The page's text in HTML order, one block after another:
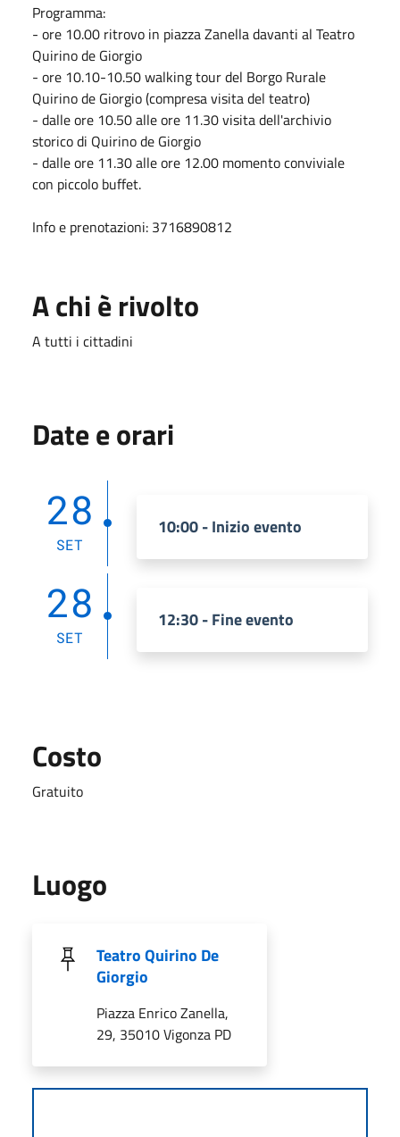
Programma:
- ore 10.00 ritrovo in piazza Zanella davanti al Teatro
Quirino de Giorgio
- ore 10.10-10.50 walking tour del Borgo Rurale
Quirino de Giorgio (compresa visita del teatro)
- dalle ore 10.50 alle ore 11.30 visita dell'archivio
storico di Quirino de Giorgio
- dalle ore 11.30 alle ore 12.00 momento conviviale
con piccolo buffet.
Info e prenotazioni: 3716890812
A chi è rivolto
A tutti i cittadini
Date e orari
28
SET
10:00 - Inizio evento
28
SET
12:30 - Fine evento
Costo
Gratuito
Luogo
Teatro Quirino De
Giorgio
Piazza Enrico Zanella,
29, 35010 Vigonza PD